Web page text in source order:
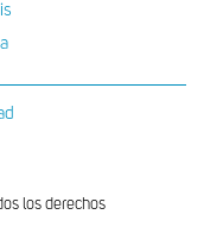
los derechos